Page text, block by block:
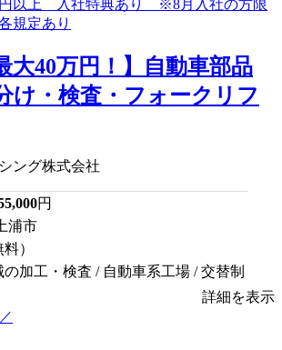
大40万円！】自動車部品
け・検査・フォークリフ
ング株式会社
円
浦市
）
加工・検査 / 自動車系工場 / 交替制
詳細を表示